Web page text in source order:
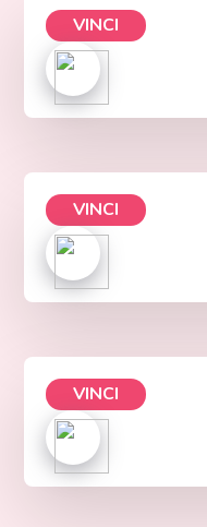
VINCI
VINCI
VINCI